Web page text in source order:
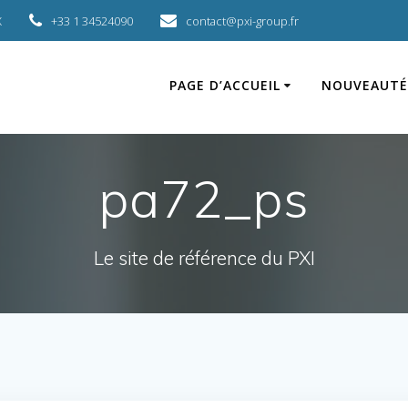
+33 1 34524090 contact@pxi-group.fr
PAGE D’ACCUEIL
pa72_ps
Le site de référence du PXI